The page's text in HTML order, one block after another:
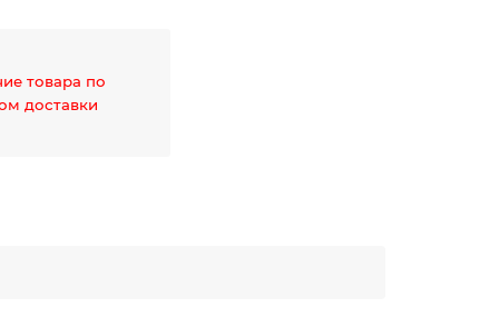
товара по
доставки